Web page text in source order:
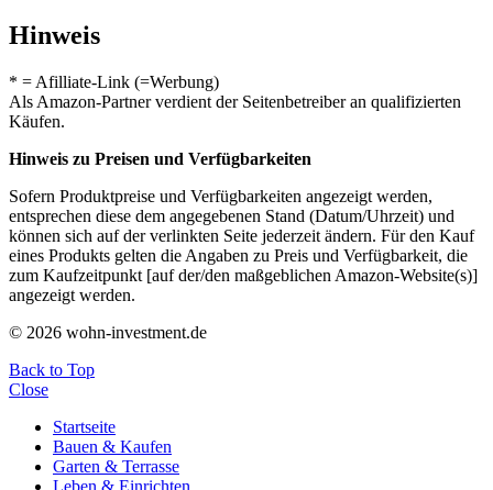
Hinweis
* = Afilliate-Link (=Werbung)
Als Amazon-Partner verdient der Seitenbetreiber an qualifizierten
Käufen.
Hinweis zu Preisen und Verfügbarkeiten
Sofern Produktpreise und Verfügbarkeiten angezeigt werden,
entsprechen diese dem angegebenen Stand (Datum/Uhrzeit) und
können sich auf der verlinkten Seite jederzeit ändern. Für den Kauf
eines Produkts gelten die Angaben zu Preis und Verfügbarkeit, die
zum Kaufzeitpunkt [auf der/den maßgeblichen Amazon-Website(s)]
angezeigt werden.
© 2026 wohn-investment.de
Back to Top
Close
Startseite
Bauen & Kaufen
Garten & Terrasse
Leben & Einrichten